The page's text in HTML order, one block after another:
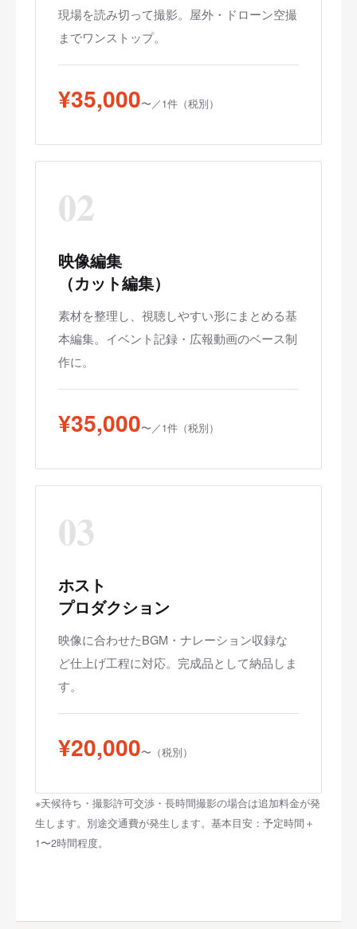
現場を読み切って撮影。屋外・ドローン空撮
までワンストップ。
¥35,000〜／1件（税別）
02
映像編集
（カット編集）
素材を整理し、視聴しやすい形にまとめる基
本編集。イベント記録・広報動画のベース制
作に。
¥35,000〜／1件（税別）
03
ホスト
プロダクション
映像に合わせたBGM・ナレーション収録な
ど仕上げ工程に対応。完成品として納品しま
す。
¥20,000〜（税別）
※天候待ち・撮影許可交渉・長時間撮影の場合は追加料金が発
生します。別途交通費が発生します。基本目安：予定時間＋
1〜2時間程度。